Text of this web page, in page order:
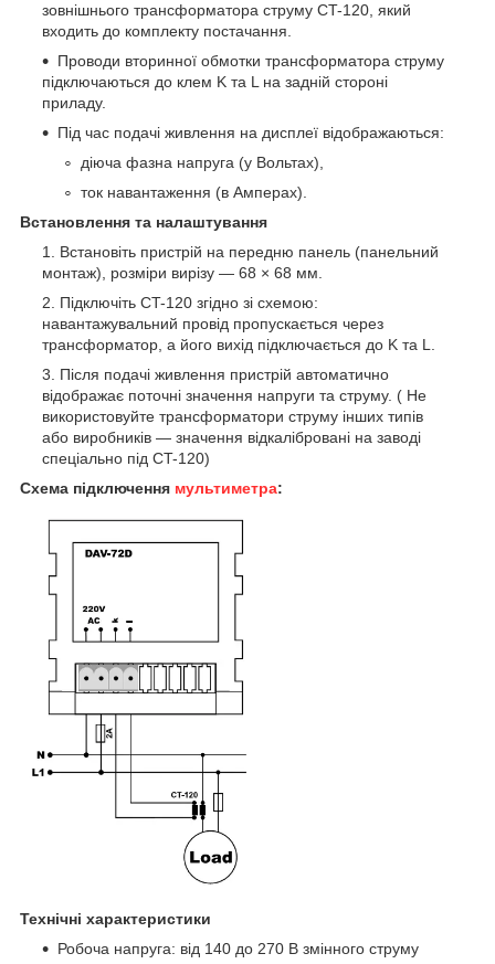
зовнішнього трансформатора струму CT-120, який
входить до комплекту постачання.
Проводи вторинної обмотки трансформатора струму
підключаються до клем K та L на задній стороні
приладу.
Під час подачі живлення на дисплеї відображаються:
діюча фазна напруга (у Вольтах),
ток навантаження (в Амперах).
Встановлення та налаштування
Встановіть пристрій на передню панель (панельний
монтаж), розміри вирізу — 68 × 68 мм.
Підключіть CT-120 згідно зі схемою:
навантажувальний провід пропускається через
трансформатор, а його вихід підключається до K та L.
Після подачі живлення пристрій автоматично
відображає поточні значення напруги та струму. ( Не
використовуйте трансформатори струму інших типів
або виробників — значення відкалібровані на заводі
спеціально під CT-120)
Схема підключення мультиметра:
Технічні характеристики
Робоча напруга: від 140 до 270 В змінного струму